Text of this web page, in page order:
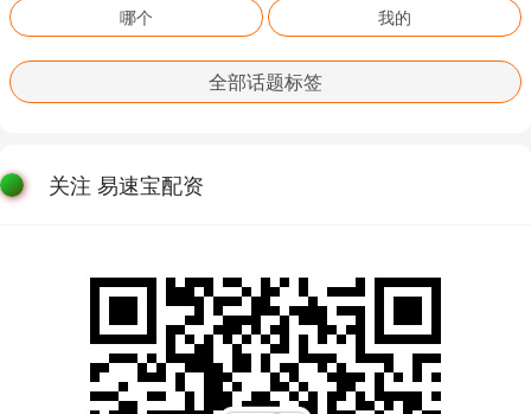
哪个 我的
全部话题标签
关注 易速宝配资